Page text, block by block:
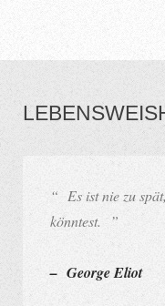
“ Es ist nie zu
könntest. ”
– George Eliot